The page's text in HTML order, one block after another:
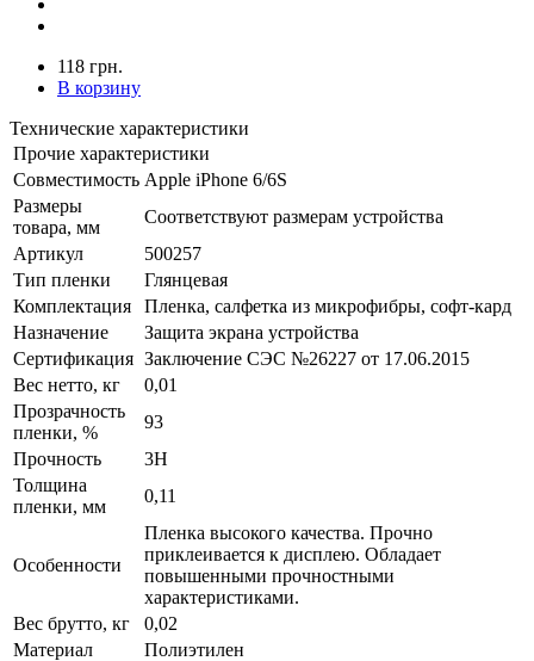
118 грн.
В корзину
Технические характеристики
Прочие характеристики
Совместимость Apple iPhone 6/6S
Размеры
товара, мм
Соответствуют размерам устройства
Артикул
500257
Тип пленки
Глянцевая
Комплектация
Пленка, салфетка из микрофибры, софт-кард
Назначение
Защита экрана устройства
Сертификация Заключение СЭС №26227 от 17.06.2015
Вес нетто, кг
0,01
Прозрачность
пленки, %
93
Прочность
3H
Толщина
пленки, мм
0,11
Особенности
Пленка высокого качества. Прочно
приклеивается к дисплею. Обладает
повышенными прочностными
характеристиками.
Вес брутто, кг
0,02
Материал
Полиэтилен